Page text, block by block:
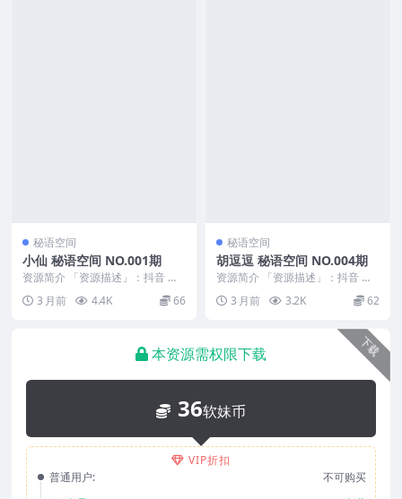
秘语空间
小仙 秘语空间 NO.001期
资源简介 「资源描述」：抖音 小
仙 秘语空间 NO.001期 【8P8V】
「资...3 月前 4.4K 66
秘语空间
胡逗逗 秘语空间 NO.004期
资源简介 「资源描述」：抖音 胡
逗逗 秘语空间 NO.004期 【5P3
V】 「...
3 月前 3.2K 62
下载
本资源需权限下载
36软妹币
VIP折扣
普通用户:
不可购买